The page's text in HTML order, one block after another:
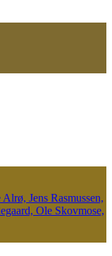
Jens Rasmussen,
Ole Skovmose,